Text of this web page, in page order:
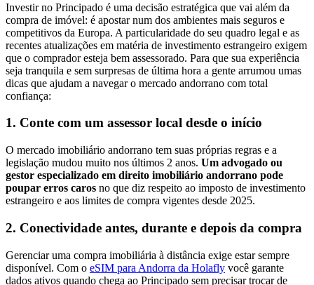
Investir no Principado é uma decisão estratégica que vai além da
compra de imóvel: é apostar num dos ambientes mais seguros e
competitivos da Europa. A particularidade do seu quadro legal e as
recentes atualizações em matéria de investimento estrangeiro exigem
que o comprador esteja bem assessorado. Para que sua experiência
seja tranquila e sem surpresas de última hora a gente arrumou umas
dicas que ajudam a navegar o mercado andorrano com total
confiança:
1. Conte com um assessor local desde o início
O mercado imobiliário andorrano tem suas próprias regras e a
legislação mudou muito nos últimos 2 anos. Um advogado ou
gestor especializado em direito imobiliário andorrano pode
poupar erros caros no que diz respeito ao imposto de investimento
estrangeiro e aos limites de compra vigentes desde 2025.
2. Conectividade antes, durante e depois da compra
Gerenciar uma compra imobiliária à distância exige estar sempre
disponível. Com o eSIM para Andorra da Holafly você garante
dados ativos quando chega ao Principado sem precisar trocar de